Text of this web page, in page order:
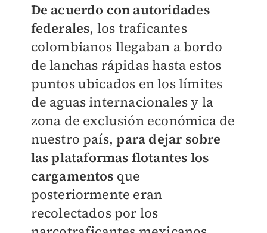
De acuerdo con autoridades
federales, los traficantes
colombianos llegaban a bordo
de lanchas rápidas hasta estos
puntos ubicados en los límites
de aguas internacionales y la
zona de exclusión económica de
nuestro país,para dejar sobre
las plataformas flotantes los
cargamentos que
posteriormente eran
recolectados por los